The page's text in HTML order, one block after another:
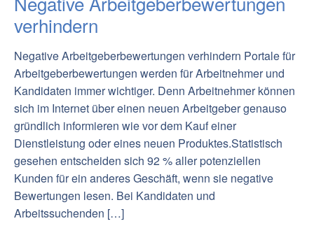
verhindern
Negative Arbeitgeberbewertungen verhindern Portale für
Arbeitgeberbewertungen werden für Arbeitnehmer und
Kandidaten immer wichtiger. Denn Arbeitnehmer können
sich im Internet über einen neuen Arbeitgeber genauso
gründlich informieren wie vor dem Kauf einer
Dienstleistung oder eines neuen Produktes.Statistisch
gesehen entscheiden sich 92 % aller potenziellen
Kunden für ein anderes Geschäft, wenn sie negative
Bewertungen lesen. Bei Kandidaten und
Arbeitssuchenden […]